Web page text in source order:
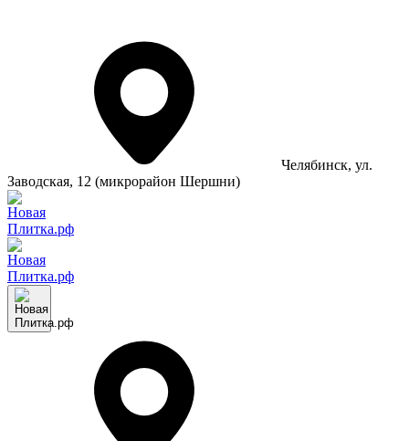
Челябинск, ул.
Заводская, 12 (микрорайон Шершни)